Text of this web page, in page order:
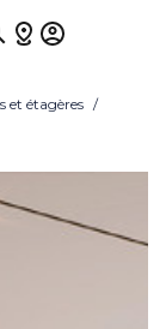
et étagères